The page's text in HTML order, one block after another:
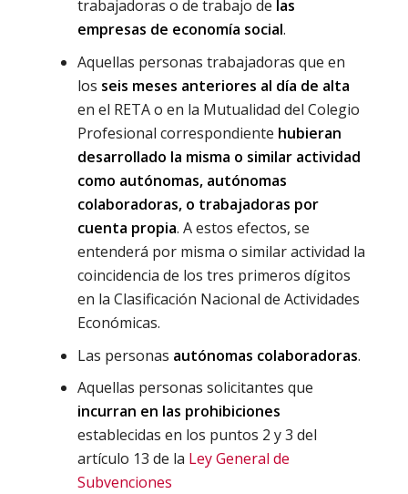
trabajadoras o de trabajo de las
empresas de economía social.
Aquellas personas trabajadoras que en
los seis meses anteriores al día de alta
en el RETA o en la Mutualidad del Colegio
Profesional correspondiente hubieran
desarrollado la misma o similar actividad
como autónomas, autónomas
colaboradoras, o trabajadoras por
cuenta propia. A estos efectos, se
entenderá por misma o similar actividad la
coincidencia de los tres primeros dígitos
en la Clasificación Nacional de Actividades
Económicas.
Las personas autónomas colaboradoras.
Aquellas personas solicitantes que
incurran en las prohibiciones
establecidas en los puntos 2 y 3 del
artículo 13 de la Ley General de
Subvenciones